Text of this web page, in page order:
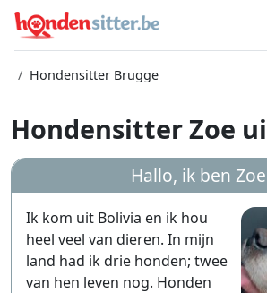
Hondensitter Brugge
Hondensitter Zoe
Hallo, ik ben Zoe
Ik kom uit Bolivia en ik hou
heel veel van dieren. In mijn
land had ik drie honden; twee
van hen leven nog. Honden